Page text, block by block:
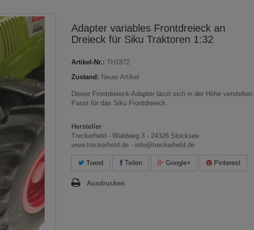
Adapter variables Frontdreieck an
Dreieck für Siku Traktoren 1:32
Artikel-Nr.: TH1872
Zustand: Neuer Artikel
Dieser Frontdreieck-Adapter lässt sich in der Höhe verstellen.
Passt für das Siku Frontdreieck.
Hersteller
Treckerheld - Waldweg 3 - 24326 Stocksee
www.treckerheld.de - info@treckerheld.de
Tweet Teilen Google+ Pinterest
Ausdrucken